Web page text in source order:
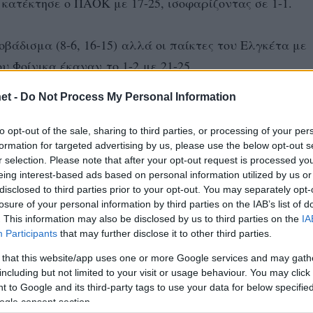
- Do Not Process My Personal Information
opt-out of the sale, sharing to third parties, or processing of your
for targeted advertising by us, please use the below opt-out
selection. Please note that after your opt-out request is processed
interest-based ads based on personal information utilized by us
to third parties prior to your opt-out. You may separately
of your personal information by third parties on the IAB’s list of
This information may also be disclosed by us to third parties on the
Participants that may further disclose it to other third parties.
that this website/app uses one or more Google services and may
but not limited to your visit or usage behaviour. You may
to Google and its third-party tags to use your data for below
consent section.
(8-6, 16-15) αλλά οι παίκτες του Ελγκέτα με
Φοίνικα έκαναν το 1-2 με 21-25.
δυο ομάδες βρίσκονταν μαζί στο σκορ μέχρι που οι
(11-18), και επικρατώντας με 18-25 έκαναν το
53%τελ), Ηλίας 3 (1/1, 2 μπλοκ), Γιορντάνοφ 14 (11/
38%τελ), Πεντίδης 2 (2 άσσοι), Γάτσης 7 (4/6, 3
3 (3/5), Κόνορ 3 (2/2, 1 άσσος), Σταυρακάκης.
7 (4/13, 1 μπλοκ, 2 άσσοι), Τακουρίδης 5 (3/
11 (10/21, 1 άσσοι, 56%υπ., 33%τελ),